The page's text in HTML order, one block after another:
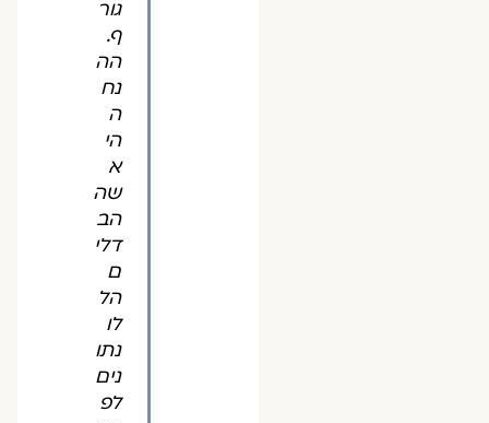
גור
ף.
הה
נח
ה
הי
א
שה
הב
דלי
ם
הל
לו
נתו
נים
לפ